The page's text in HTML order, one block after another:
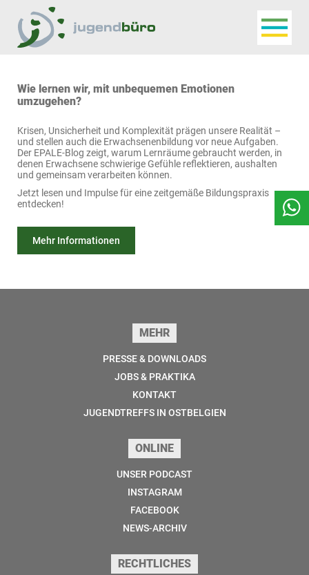
Wie lernen wir, mit unbequemen Emotionen
umzugehen?
Krisen, Unsicherheit und Komplexität prägen unsere Realität –
und stellen auch die Erwachsenenbildung vor neue Aufgaben.
Der EPALE-Blog zeigt, warum Lernräume gebraucht werden, in
denen Erwachsene schwierige Gefühle reflektieren, aushalten
und gemeinsam verarbeiten können.
Jetzt lesen und Impulse für eine zeitgemäße Bildungspraxis
entdecken!
Mehr Informationen
MEHR
PRESSE & DOWNLOADS
JOBS & PRAKTIKA
KONTAKT
JUGENDTREFFS IN OSTBELGIEN
ONLINE
UNSER PODCAST
INSTAGRAM
FACEBOOK
NEWS-ARCHIV
RECHTLICHES